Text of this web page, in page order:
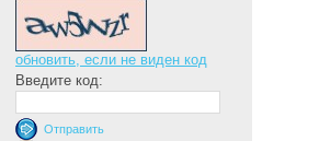
обновить, если не виден код
Введите код: